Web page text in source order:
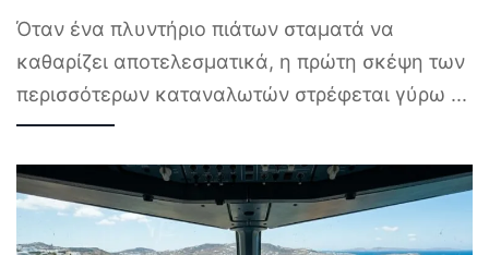
Όταν ένα πλυντήριο πιάτων σταματά να
καθαρίζει αποτελεσματικά, η πρώτη σκέψη των
περισσότερων καταναλωτών στρέφεται γύρω ...